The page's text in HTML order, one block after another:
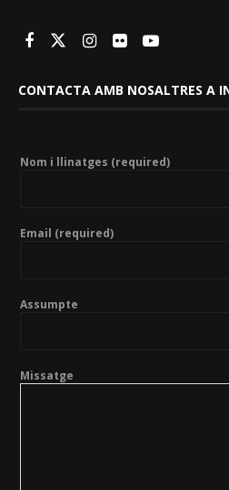
CONTACTA AMB NOSALTRES A
Nom i llinatges (required)
Email (required)
Assumpte
Missatge